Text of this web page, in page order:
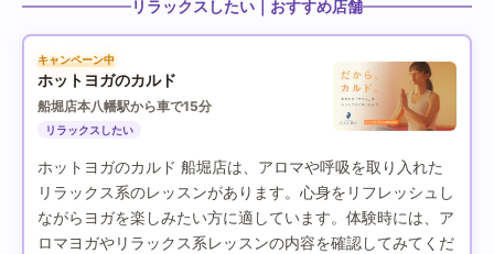
リラックスしたい｜おすすめ店舗
キャンペーン中
ホットヨガのカルド
船堀店本八幡駅から車で15分
リラックスしたい
ホットヨガのカルド 船堀店は、アロマや呼吸を取り入れた
リラックス系のレッスンがあります。心身をリフレッシュし
ながらヨガを楽しみたい方に適しています。体験時には、ア
ロマヨガやリラックス系レッスンの内容を確認してみてくだ